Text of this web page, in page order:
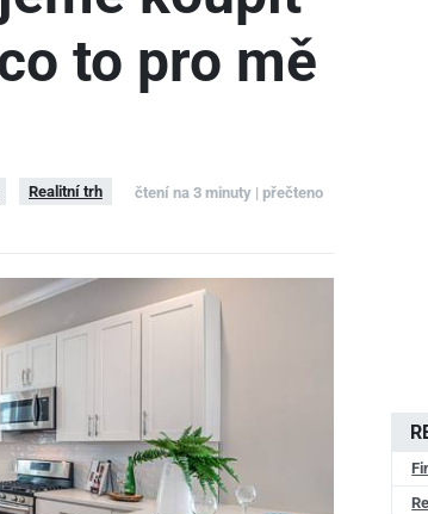
to pro mě
Realitní trh
čtení na 3 minuty | přečteno